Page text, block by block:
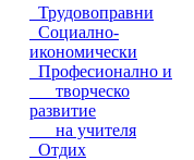
Трудовоправни
Социално-
икономически
Професионално и
творческо
развитие
на учителя
Отдих